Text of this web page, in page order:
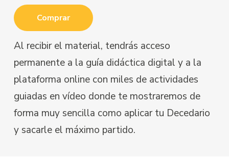
Comprar
Al recibir el material, tendrás acceso
permanente a la guía didáctica digital y a la
plataforma online con miles de actividades
guiadas en vídeo donde te mostraremos de
forma muy sencilla como aplicar tu Decedario
y sacarle el máximo partido.